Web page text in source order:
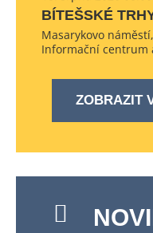
BÍTEŠSKÉ
Masarykovo
Informační centrum
ZOBRAZIT